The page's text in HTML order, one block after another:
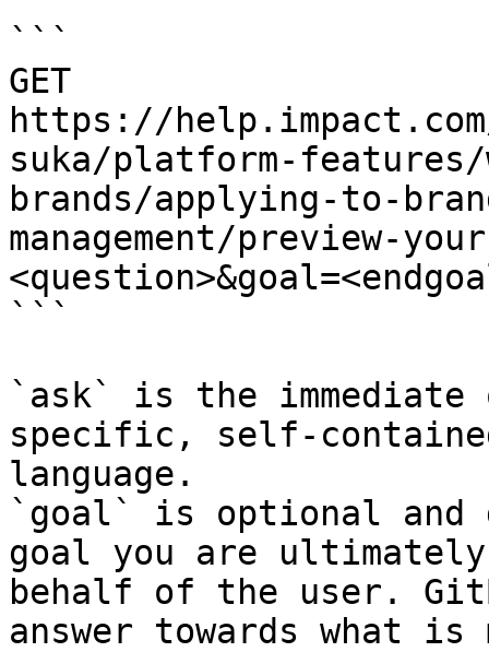
```
GET
https://
suka/platform-
brands/applying-to-
management/preview-
```
`ask` is the
specific, self-
language.
`goal` is optional and
goal you are
behalf of the user.
answer towards what